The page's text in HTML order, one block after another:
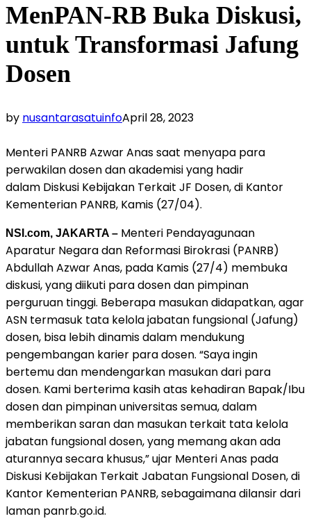
MenPAN-RB Buka Diskusi,
untuk Transformasi Jafung
Dosen
by nusantarasatuinfoApril 28, 2023
Menteri PANRB Azwar Anas saat menyapa para
perwakilan dosen dan akademisi yang hadir
dalam Diskusi Kebijakan Terkait JF Dosen, di Kantor
Kementerian PANRB, Kamis (27/04).
NSI.com, JAKARTA – Menteri Pendayagunaan
Aparatur Negara dan Reformasi Birokrasi (PANRB)
Abdullah Azwar Anas, pada Kamis (27/4) membuka
diskusi, yang diikuti para dosen dan pimpinan
perguruan tinggi. Beberapa masukan didapatkan, agar
ASN termasuk tata kelola jabatan fungsional (Jafung)
dosen, bisa lebih dinamis dalam mendukung
pengembangan karier para dosen. “Saya ingin
bertemu dan mendengarkan masukan dari para
dosen. Kami berterima kasih atas kehadiran Bapak/Ibu
dosen dan pimpinan universitas semua, dalam
memberikan saran dan masukan terkait tata kelola
jabatan fungsional dosen, yang memang akan ada
aturannya secara khusus,” ujar Menteri Anas pada
Diskusi Kebijakan Terkait Jabatan Fungsional Dosen, di
Kantor Kementerian PANRB, sebagaimana dilansir dari
laman panrb.go.id.